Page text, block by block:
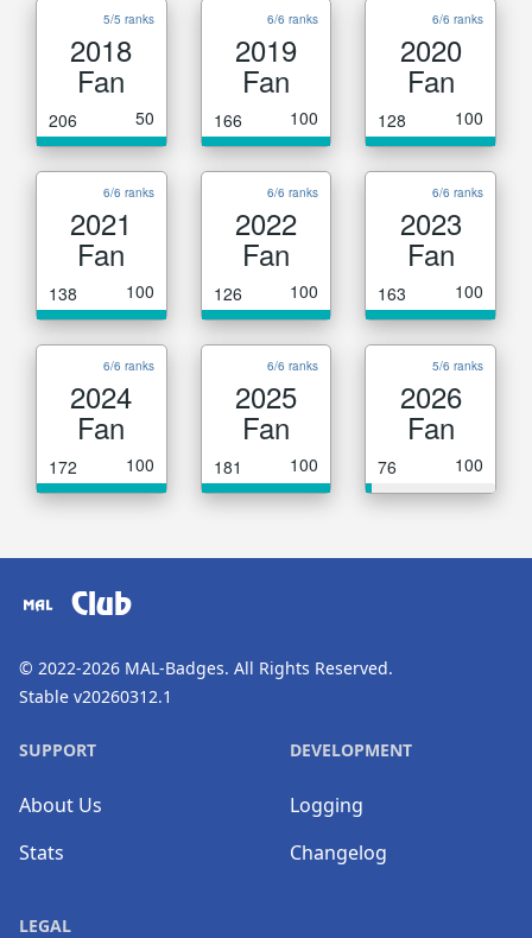
5/5 ranks
2018
Fan
206 50
6/6 ranks
2019
Fan
166 100
6/6 ranks
2020
Fan
128 100
6/6 ranks
2021
Fan
138 100
6/6 ranks
2022
Fan
126 100
6/6 ranks
2023
Fan
163 100
6/6 ranks
2024
Fan
172 100
6/6 ranks
2025
Fan
181 100
5/6 ranks
2026
Fan
76 100
Club
© 2022-2026 MAL-Badges. All Rights Reserved.
Stable v20260312.1
SUPPORT
About Us
Stats
DEVELOPMENT
Logging
Changelog
LEGAL